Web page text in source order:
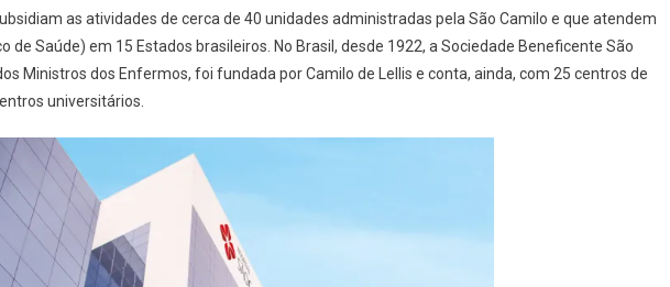
as atividades de cerca de 40 unidades administradas pela São Camilo e que atendem
de Saúde) em 15 Estados brasileiros. No Brasil, desde 1922, a Sociedade Beneficente São
Ministros dos Enfermos, foi fundada por Camilo de Lellis e conta, ainda, com 25 centros de
universitários.